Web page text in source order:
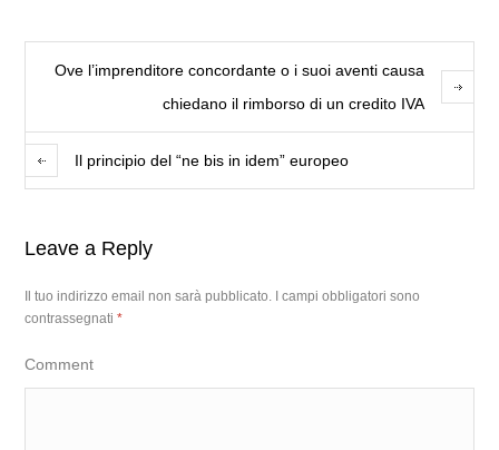
Ove l’imprenditore concordante o i suoi aventi causa
chiedano il rimborso di un credito IVA
Il principio del “ne bis in idem” europeo
Leave a Reply
Il tuo indirizzo email non sarà pubblicato.
I campi obbligatori sono
contrassegnati*
Comment